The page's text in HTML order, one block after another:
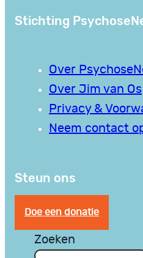
Stichting
Over
Over Jim van Os
Privacy &
Neem contact
Steun ons
Doe een donatie
Zoeken